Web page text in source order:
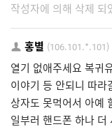
작성자에 의해 삭제 되
홍별 (106.101.*.101)
열기 없애주세요 복귀
이야기 등 안되니 따라
상자도 못먹어서 아예
일부러 핸드폰 하나 더